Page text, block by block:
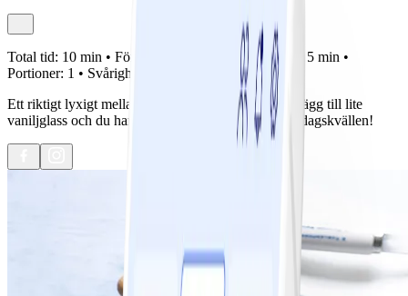
Total tid: 10 min • Förberedelse: 5 min •Tillagning:
5 min •
Portioner: 1 • Svårighetsgrad:
Ett riktigt lyxigt mellanmål - honungsstekt banan. Lägg till lite
vaniljglass och du har den perfekta desserten till lördagskvällen!